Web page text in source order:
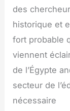
des
historique et
fort probable
viennent
de l’Égypte
secteur de
nécessaire